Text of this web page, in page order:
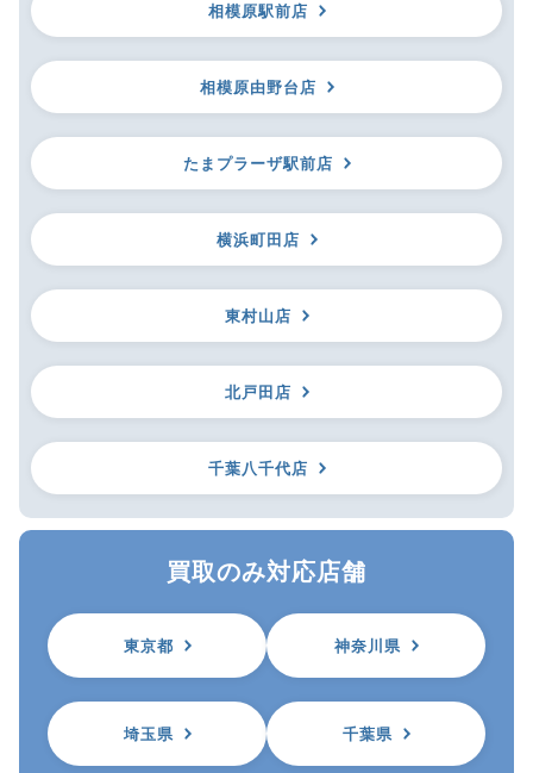
相模原駅前店
相模原由野台店
たまプラーザ駅前店
横浜町田店
東村山店
北戸田店
千葉八千代店
買取のみ対応店舗
東京都 神奈川県
埼玉県 千葉県